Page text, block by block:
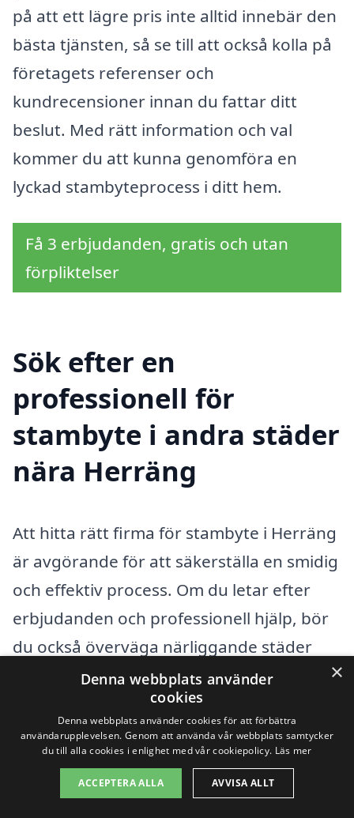
på att ett lägre pris inte alltid innebär den
bästa tjänsten, så se till att också kolla på
företagets referenser och
kundrecensioner innan du fattar ditt
beslut. Med rätt information och val
kommer du att kunna genomföra en
lyckad stambyteprocess i ditt hem.
Få 3 erbjudanden, gratis och utan
förpliktelser
Sök efter en
professionell för
stambyte i andra städer
nära Herräng
Att hitta rätt firma för stambyte i Herräng
är avgörande för att säkerställa en smidig
och effektiv process. Om du letar efter
erbjudanden och professionell hjälp, bör
du också överväga närliggande städer
där flera kompetenta företag erbjuder
sina tjänster. Genom att bredda din
sökning kan du få flera alternativ och
konkurrensutsatta priser.
×
Denna webbplats använder
cookies
Denna webbplats använder cookies för att förbättra
användarupplevelsen. Genom att använda vår webbplats samtycker
du till alla cookies i enlighet med vår cookiepolicy. Läs mer
ACCEPTERA ALLA AVVISA ALLT